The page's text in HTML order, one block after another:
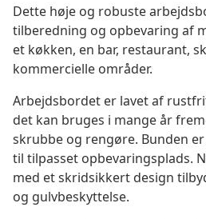
Dette høje og robuste
tilberedning og opbevaring af
et køkken, en bar, restaurant,
kommercielle områder.
Arbejdsbordet er lavet af
det kan bruges i mange år
skrubbe og rengøre. Bunden
til tilpasset opbevaringsplads.
med et skridsikkert design
og gulvbeskyttelse.